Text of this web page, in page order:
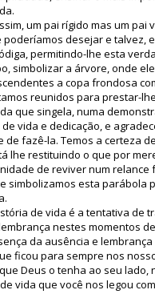
um pai rígido mas um pai
poderíamos desejar e talvez,
permitindo-lhe esta
simbolizar a árvore, onde
a copa frondosa
reunidos para prestar-
que singela, numa
vida e dedicação, e
de fazê-la. Temos a certeza
lhe restituindo o que por
de reviver num relance
simbolizamos esta parábola
de vida é a tentativa de
nestes momentos
da ausência e
ficou para sempre nos
Deus o tenha ao seu lado,
vida que você nos legou